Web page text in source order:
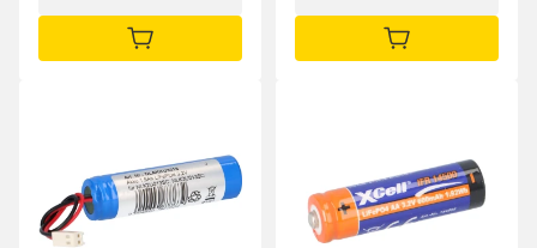
IN DEN WARENKORB IN DEN WARENKORB